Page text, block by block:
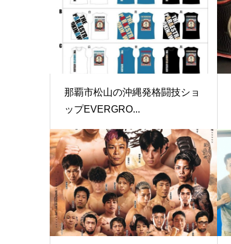
那覇市松山の沖縄発格闘技ショ
ップEVERGRO...